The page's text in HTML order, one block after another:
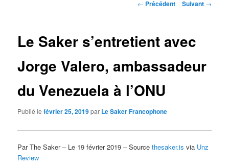
Navigation
← Précédent Suivant →
Le Saker s’entretient avec
Jorge Valero, ambassadeur
du Venezuela à l’ONU
Publié lefévrier 25, 2019par Le Saker Francophone
Par The Saker – Le 19 février 2019 – Sourcethesaker.is via Unz
Review